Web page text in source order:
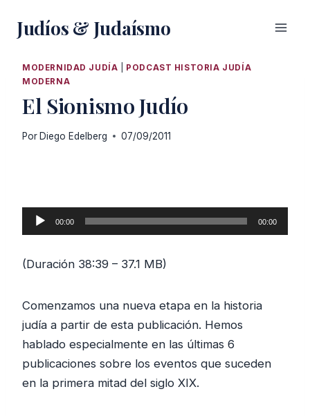
Judíos & Judaísmo
MODERNIDAD JUDÍA
PODCAST HISTORIA JUDÍA
MODERNA
El Sionismo Judío
Por Diego Edelberg 07/09/2011
e
d
u
c
t
o
00:00 00:00
(Duración 38:39 – 37.1 MB)
Comenzamos una nueva etapa en la historia
judía a partir de esta publicación. Hemos
hablado especialmente en las últimas 6
publicaciones sobre los eventos que suceden
en la primera mitad del siglo XIX.